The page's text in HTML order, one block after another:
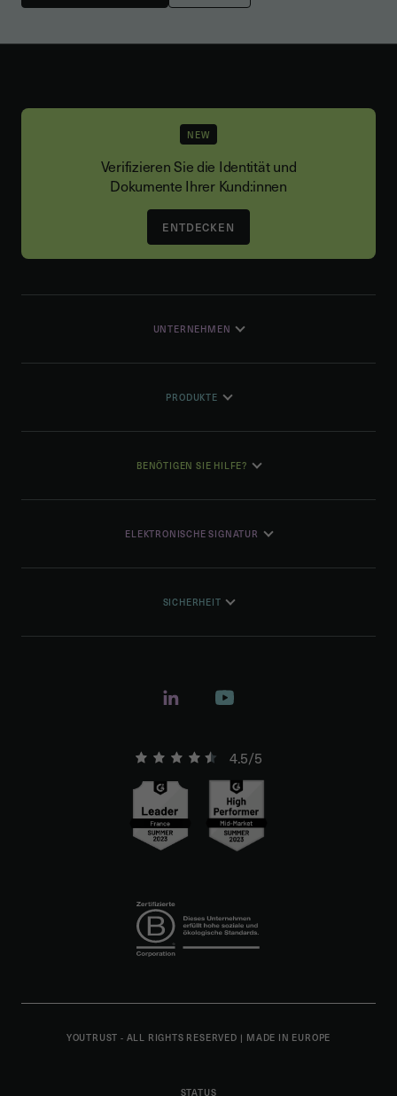
NEW
Verifizieren Sie die Identität und
Dokumente Ihrer Kund:innen
ENTDECKEN
UNTERNEHMEN
PRODUKTE
BENÖTIGEN SIE HILFE?
ELEKTRONISCHE SIGNATUR
SICHERHEIT
4.5/5
YOUTRUST - ALL RIGHTS RESERVED | MADE IN EUROPE
STATUS